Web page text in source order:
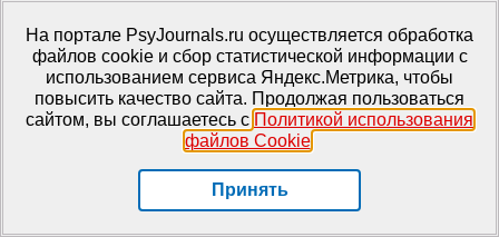
группами, не использовавшими FM-системы;
пользователи FM-систем показали значительно
большее улучшение результатов по ряду тестов,
причем улучшение навыков фонологической
осведомленности (сегментация слогов) наблюдалось
только в группе с комбинированным подходом
(подход «снизу вверх» + FM-система). Хотя в данном
исследовании невозможно разделить эффекты
обучения и использования FM-системы, полученные
На портале PsyJournals.ru осуществляется обработка
файлов cookie и сбор статистической информации с
использованием сервиса Яндекс.Метрика, чтобы
повысить качество сайта. Продолжая пользоваться
сайтом, вы соглашаетесь с Политикой использования
файлов Cookie.
Принять